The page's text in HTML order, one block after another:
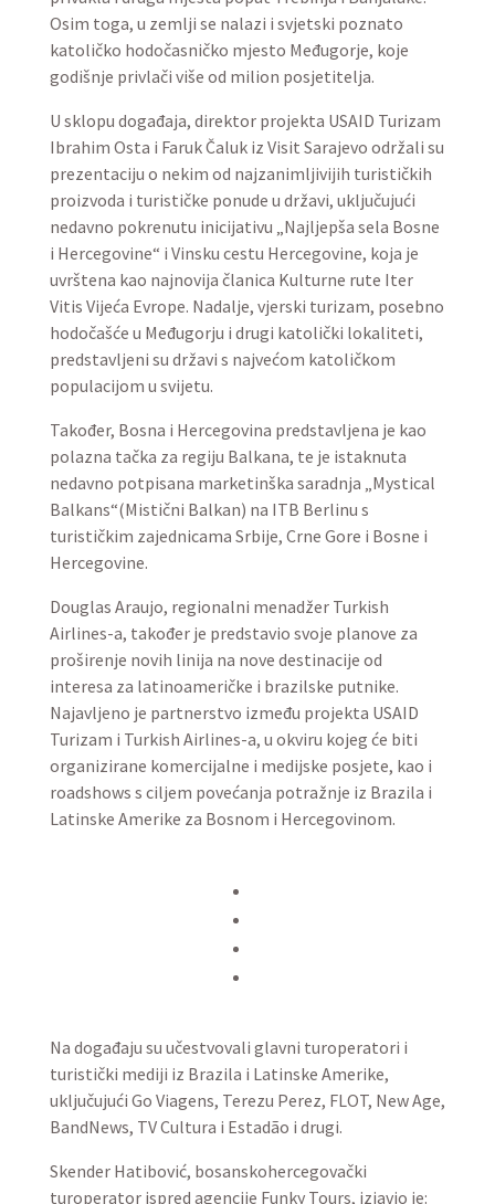
Osim toga, u zemlji se nalazi i svjetski poznato
katoličko hodočasničko mjesto Međugorje, koje
godišnje privlači više od milion posjetitelja.
U sklopu događaja, direktor projekta USAID Turizam
Ibrahim Osta i Faruk Čaluk iz Visit Sarajevo održali su
prezentaciju o nekim od najzanimljivijih turističkih
proizvoda i turističke ponude u državi, uključujući
nedavno pokrenutu inicijativu „Najljepša sela Bosne
i Hercegovine“ i Vinsku cestu Hercegovine, koja je
uvrštena kao najnovija članica Kulturne rute Iter
Vitis Vijeća Evrope. Nadalje, vjerski turizam, posebno
hodočašće u Međugorju i drugi katolički lokaliteti,
predstavljeni su državi s najvećom katoličkom
populacijom u svijetu.
Također, Bosna i Hercegovina predstavljena je kao
polazna tačka za regiju Balkana, te je istaknuta
nedavno potpisana marketinška saradnja „Mystical
Balkans“(Mistični Balkan) na ITB Berlinu s
turističkim zajednicama Srbije, Crne Gore i Bosne i
Hercegovine.
Douglas Araujo, regionalni menadžer Turkish
Airlines-a, također je predstavio svoje planove za
proširenje novih linija na nove destinacije od
interesa za latinoameričke i brazilske putnike.
Najavljeno je partnerstvo između projekta USAID
Turizam i Turkish Airlines-a, u okviru kojeg će biti
organizirane komercijalne i medijske posjete, kao i
roadshows s ciljem povećanja potražnje iz Brazila i
Latinske Amerike za Bosnom i Hercegovinom.
Na događaju su učestvovali glavni turoperatori i
turistički mediji iz Brazila i Latinske Amerike,
uključujući Go Viagens, Terezu Perez, FLOT, New Age,
BandNews, TV Cultura i Estadão i drugi.
Skender Hatibović, bosanskohercegovački
turoperator ispred agencije Funky Tours, izjavio je: